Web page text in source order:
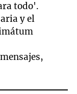
todo'.
y el